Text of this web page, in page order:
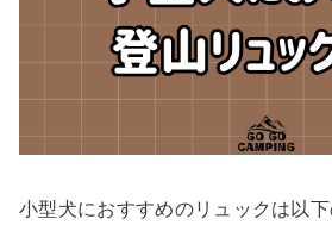
小型犬におすすめのリュックは以下